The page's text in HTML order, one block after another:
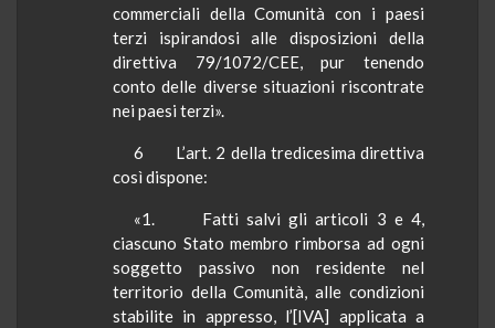
commerciali della Comunità con i paesi
terzi ispirandosi alle disposizioni della
direttiva 79/1072/CEE, pur tenendo
conto delle diverse situazioni riscontrate
nei paesi terzi».
6
L’art. 2 della tredicesima direttiva
così dispone:
«1.Fatti salvi gli articoli 3 e 4,
ciascuno Stato membro rimborsa ad ogni
soggetto passivo non residente nel
territorio della Comunità, alle condizioni
stabilite in appresso, l’[IVA] applicata a